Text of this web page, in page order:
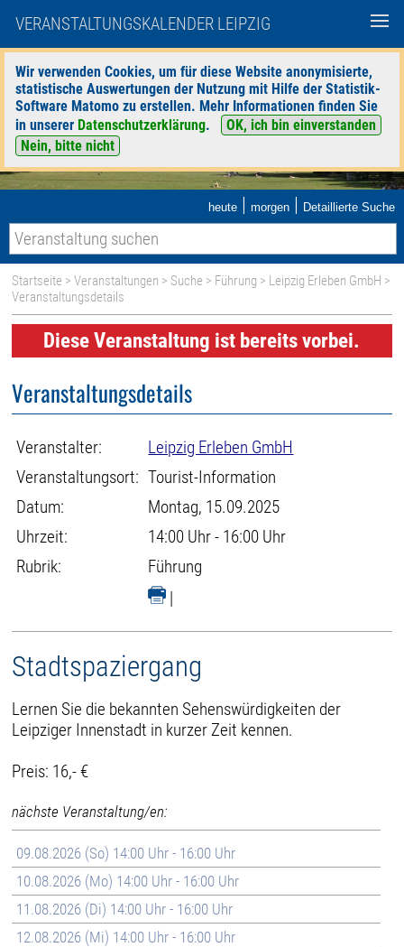
VERANSTALTUNGSKALENDER LEIPZIG
Wir verwenden Cookies, um für diese Website anonymisierte,
statistische Auswertungen der Nutzung mit Hilfe der Statistik-
Software Matomo zu erstellen. Mehr Informationen finden Sie
in unserer Datenschutzerklärung.
OK, ich bin einverstanden
Nein, bitte nicht
heute | morgen | Detaillierte Suche
Startseite >Veranstaltungen > Suche > Führung > Leipzig Erleben GmbH >
Veranstaltungsdetails
Diese Veranstaltung ist bereits vorbei.
Veranstaltungsdetails
Veranstalter:
Leipzig Erleben GmbH
Veranstaltungsort: Tourist-Information
Datum:
Montag, 15.09.2025
Uhrzeit:
14:00 Uhr - 16:00 Uhr
Rubrik:
Führung
|
Stadtspaziergang
Lernen Sie die bekannten Sehenswürdigkeiten der
Leipziger Innenstadt in kurzer Zeit kennen.
Preis: 16,- €
nächste Veranstaltung/en:
09.08.2026 (So) 14:00 Uhr - 16:00 Uhr
10.08.2026 (Mo) 14:00 Uhr - 16:00 Uhr
11.08.2026 (Di) 14:00 Uhr - 16:00 Uhr
12.08.2026 (Mi) 14:00 Uhr - 16:00 Uhr